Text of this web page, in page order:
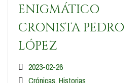
ENIGMÁTICO
CRONISTA PEDRO
LÓPEZ
2023-02-26
Crónicas,Historias